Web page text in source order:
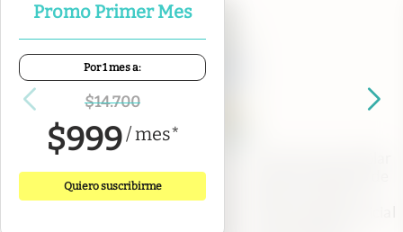
Promo Primer Mes
Por 1 mes a:
$14.700
$999/mes*
Quiero suscribirme